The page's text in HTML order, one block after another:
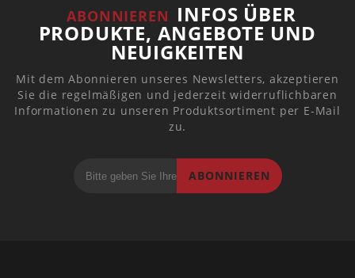
ABONNIEREN INFOS ÜBER
PRODUKTE, ANGEBOTE UND
NEUIGKEITEN
Mit dem Abonnieren unseres Newsletters, akzeptieren
Sie die regelmäßigen und jederzeit widerruflichbaren
Informationen zu unseren Produktsortiment per E-Mail
zu.
ABONNIEREN